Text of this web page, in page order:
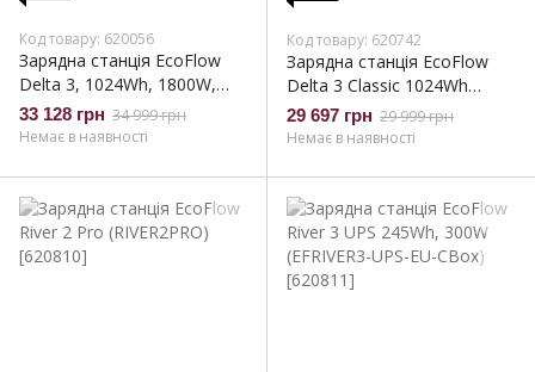
Код товару: 620056
Зарядна станція EcoFlow
Delta 3, 1024Wh, 1800W,
Solargenerator (EFDELTA3-
EU)
33 128 грн 34 999 грн
Немає в наявності
Код товару: 620742
Зарядна станція EcoFlow
Delta 3 Classic 1024Wh
1800W (EFDELTA3C-EU-
CBox-L)
29 697 грн 29 999 грн
Немає в наявності